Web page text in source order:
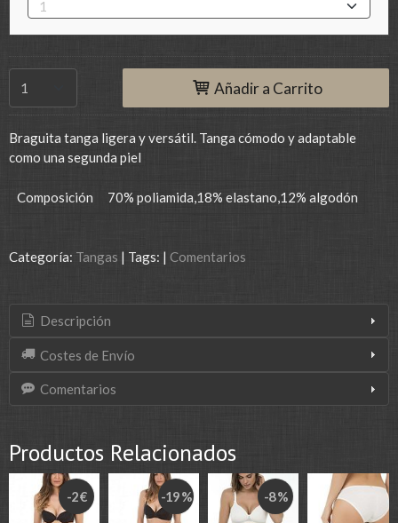
Añadir a Carrito
Braguita tanga ligera y versátil. Tanga cómodo y adaptable
como una segunda piel
Composición 70% poliamida,18% elastano,12% algodón
Categoría: Tangas | Tags: | Comentarios
Descripción
Costes de Envío
Comentarios
Productos Relacionados
-2 € -19 % -8 %